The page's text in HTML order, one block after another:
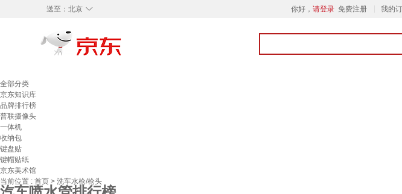
◇
送至： 北京 你好， 请登录 免费注册 我的
全部分类
京东知识库
品牌排行榜
普联摄像头
一体机
收纳包
键盘贴
键帽贴纸
京东美术馆
当前位置 : 首页 > 洗车水枪/枪头